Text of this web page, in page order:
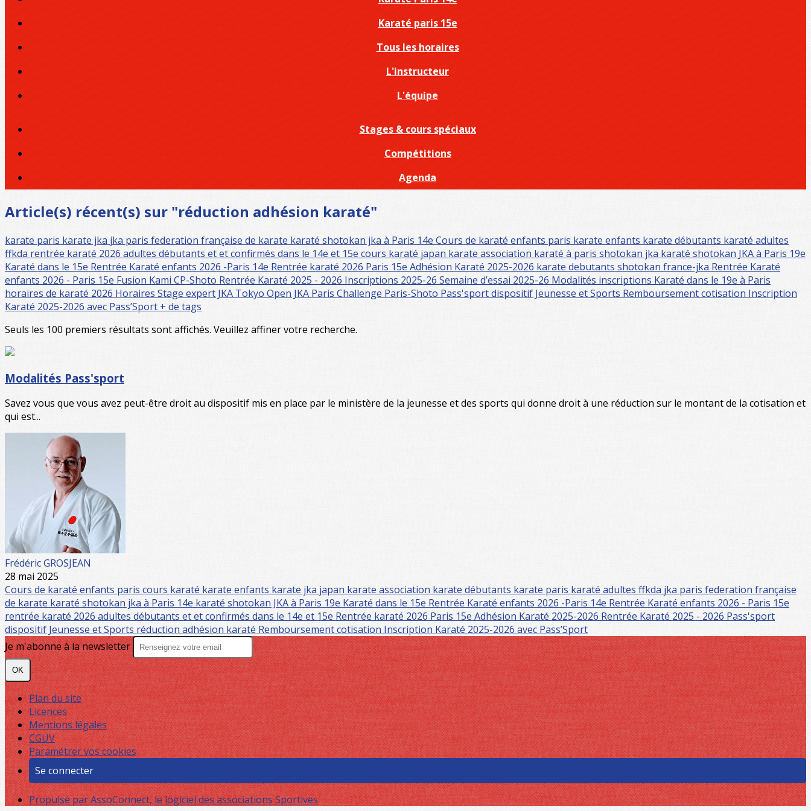
Karaté paris 15e
Tous les horaires
L'instructeur
L'équipe
Stages & cours spéciaux
Compétitions
Agenda
Article(s) récent(s) sur "réduction adhésion karaté"
karate paris karate jka jka paris federation française de karate karaté shotokan jka à Paris 14e Cours de karaté enfants paris karate enfants karate débutants karaté adultes
ffkda rentrée karaté 2026 adultes débutants et et confirmés dans le 14e et 15e cours karaté japan karate association karaté à paris shotokan jka karaté shotokan JKA à Paris 19e
Karaté dans le 15e Rentrée Karaté enfants 2026 -Paris 14e Rentrée karaté 2026 Paris 15e Adhésion Karaté 2025-2026 karate debutants shotokan france-jka Rentrée Karaté
enfants 2026 - Paris 15e Fusion Kami CP-Shoto Rentrée Karaté 2025 - 2026 Inscriptions 2025-26 Semaine d’essai 2025-26 Modalités inscriptions Karaté dans le 19e à Paris
horaires de karaté 2026 Horaires Stage expert JKA Tokyo Open JKA Paris Challenge Paris-Shoto Pass'sportdispositif Jeunesse et Sports Remboursement cotisation Inscription
Karaté 2025-2026 avec Pass’Sport + de tags
Seuls les 100 premiers résultats sont affichés. Veuillez affiner votre recherche.
Modalités Pass'sport
Savez vous que vous avez peut-être droit au dispositif mis en place par le ministère de la jeunesse et des sports qui donne droit à une réduction sur le montant de la cotisation et
qui est...
Frédéric GROSJEAN
28 mai 2025
Cours de karaté enfants paris cours karaté karate enfants karate jka japan karate association karate débutants karate paris karaté adultes ffkda jka paris federation française
de karate karaté shotokan jka à Paris 14e karaté shotokan JKA à Paris 19e Karaté dans le 15e Rentrée Karaté enfants 2026 -Paris 14e Rentrée Karaté enfants 2026 - Paris 15e
rentrée karaté 2026 adultes débutants et et confirmés dans le 14e et 15e Rentrée karaté 2026 Paris 15e Adhésion Karaté 2025-2026 Rentrée Karaté 2025 - 2026 Pass'sport
dispositif Jeunesse et Sports réduction adhésion karaté Remboursement cotisation Inscription Karaté 2025-2026 avec Pass’Sport
Je m'abonne à la newsletter
OK
Plan du site
Licences
Mentions légales
CGUV
Paramétrer vos cookies
Se connecter
Propulsé par AssoConnect, le logiciel des associations Sportives